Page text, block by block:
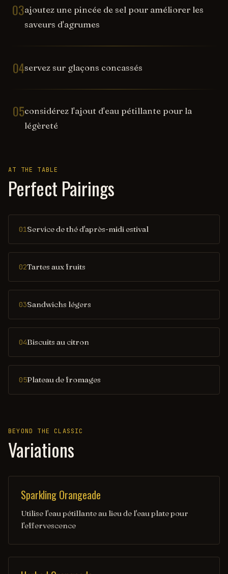
03ajoutez une pincée de sel pour améliorer les
saveurs d'agrumes
04servez sur glaçons concassés
05considérez l'ajout d'eau pétillante pour la
légèreté
AT THE TABLE
Perfect Pairings
01Service de thé d'après-midi estival
02Tartes aux fruits
03Sandwichs légers
04Biscuits au citron
05Plateau de fromages
BEYOND THE CLASSIC
Variations
Sparkling Orangeade
Utilise l'eau pétillante au lieu de l'eau plate pour
l'effervescence